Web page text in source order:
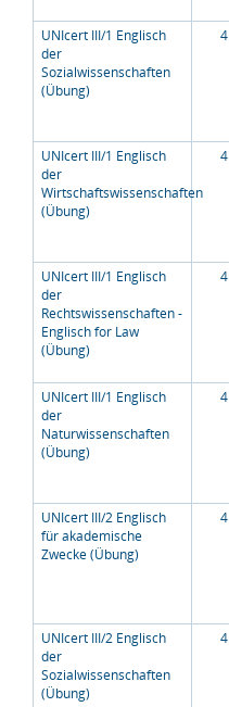
UNIcert III/1 Englisch
der
Sozialwissenschaften
(Übung)
4
UNIcert III/1 Englisch
der
Wirtschaftswissenschaften
(Übung)
4
UNIcert III/1 Englisch
der
Rechtswissenschaften -
Englisch for Law
(Übung)
4
UNIcert III/1 Englisch
der
Naturwissenschaften
(Übung)
4
UNIcert III/2 Englisch
für akademische
Zwecke (Übung)
4
UNIcert III/2 Englisch
der
Sozialwissenschaften
(Übung)
4